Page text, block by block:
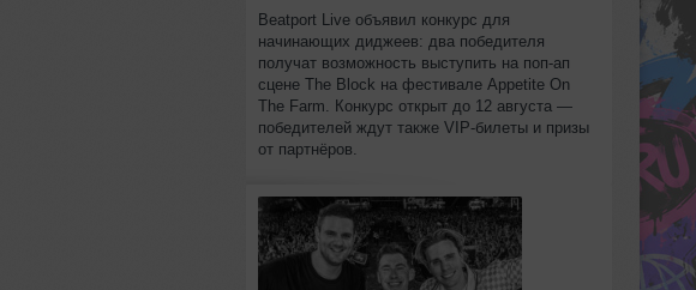
Beatport Live объявил конкурс для
начинающих диджеев: два победителя
получат возможность выступить на поп‑ап
сцене The Block на фестивале Appetite On
The Farm. Конкурс открыт до 12 августа —
победителей ждут также VIP‑билеты и призы
от партнёров.